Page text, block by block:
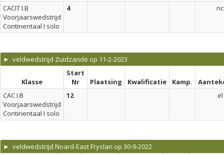
CACIT I.B
Voorjaarswedstrijd
Continentaal I solo
4 nc
► veldwedstrijd Zuidzande op 11-2-2023
Klasse
Start
Nr
Plaatsing Kwalificatie Kamp.
CAC I.B
Voorjaarswedstrijd
Continentaal I solo
12 el
► veldwedstrijd Noard-East Fryslan op 30-9-2022